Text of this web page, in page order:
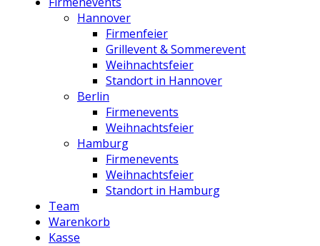
Hannover
Firmenfeier
Grillevent & Sommerevent
Weihnachtsfeier
Standort in Hannover
Berlin
Firmenevents
Weihnachtsfeier
Hamburg
Firmenevents
Weihnachtsfeier
Standort in Hamburg
Team
Warenkorb
Kasse